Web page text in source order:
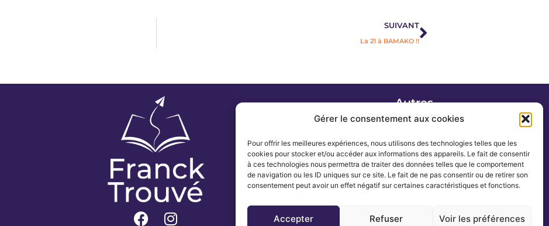
Gérer le consentement aux cookies
Pour offrir les meilleures expériences, nous utilisons des technologies telles que les
cookies pour stocker et/ou accéder aux informations des appareils. Le fait de consentir
à ces technologies nous permettra de traiter des données telles que le comportement
de navigation ou les ID uniques sur ce site. Le fait de ne pas consentir ou de retirer son
consentement peut avoir un effet négatif sur certaines caractéristiques et fonctions.
Accepter Refuser Voir les préférences
SUIVANT
La 21 à BAMAKO !!
Suivant
Autres
Actualités
Romans
Contact